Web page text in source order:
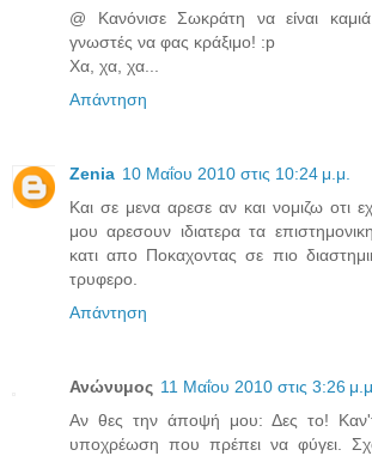
@ Κανόνισε Σωκράτη να είναι
γνωστές να φας κράξιμο! :p
Χα, χα, χα...
Απάντηση
Zenia 10 Μαΐου 2010 στις 10:24 μ.μ.
Και σε μενα αρεσε αν και νομιζω οτι
μου αρεσουν ιδιατερα τα
κατι απο Ποκαχοντας σε πιο
τρυφερο.
Απάντηση
Ανώνυμος 11 Μαΐου 2010 στις 3:26 μ.μ.
Αν θες την άποψή μου: Δες το!
υποχρέωση που πρέπει να φύγει.